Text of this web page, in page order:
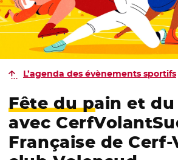
L’agenda des évènements sportifs
Fête du pain et
avec
Française de